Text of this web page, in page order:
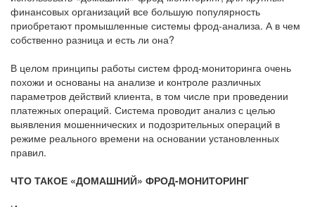
финансовых организаций все большую популярность
приобретают промышленные системы фрод-анализа. А в чем
собственно разница и есть ли она?
В целом принципы работы систем фрод-мониторинга очень
похожи и основаны на анализе и контроле различных
параметров действий клиента, в том числе при проведении
платежных операций. Система проводит анализ с целью
выявления мошеннических и подозрительных операций в
режиме реального времени на основании установленных
правил.
ЧТО ТАКОЕ «ДОМАШНИЙ» ФРОД-МОНИТОРИНГ